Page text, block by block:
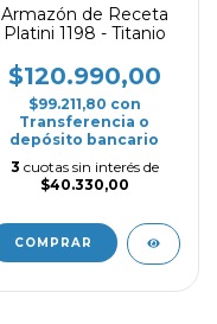
Armazón de Receta
Platini 1198 - Titanio
$120.990,00
$99.211,80 con
Transferencia o
depósito bancario
3 cuotas sin interés de
$40.330,00
COMPRAR